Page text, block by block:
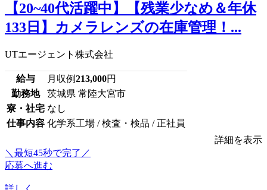
【20~40代活躍中】【残業少なめ＆年休
133日】カメラレンズの在庫管理！...
UTエージェント株式会社
給与 月収例213,000円
勤務地
茨城県 常陸大宮市
寮・社宅 なし
仕事内容 化学系工場 / 検査・検品 / 正社員
詳細を表示
＼最短45秒で完了／
応募へ進む